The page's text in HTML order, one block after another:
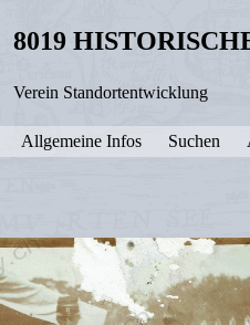
8019
Verein Standortentwicklung
Allgemeine Infos Suchen